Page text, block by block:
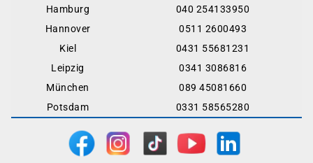
Hamburg
040 254133950
Hannover
0511 2600493
Kiel
0431 55681231
Leipzig
0341 3086816
München
089 45081660
Potsdam
0331 58565280